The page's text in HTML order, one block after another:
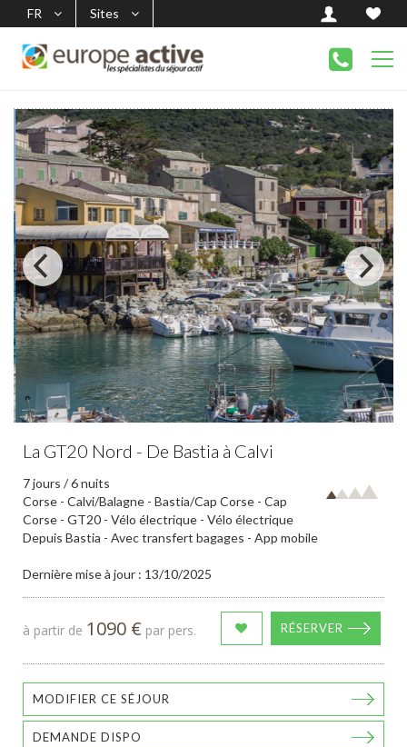
FR Sites
La GT20 Nord - De Bastia à Calvi
7 jours / 6 nuits
Corse - Calvi/Balagne - Bastia/Cap Corse - Cap
Corse - GT20 - Vélo électrique - Vélo électrique
Depuis Bastia - Avec transfert bagages - App mobile
Dernière mise à jour : 13/10/2025
à partir de 1090 € par pers. RÉSERVER
MODIFIER CE SÉJOUR
DEMANDE DISPO